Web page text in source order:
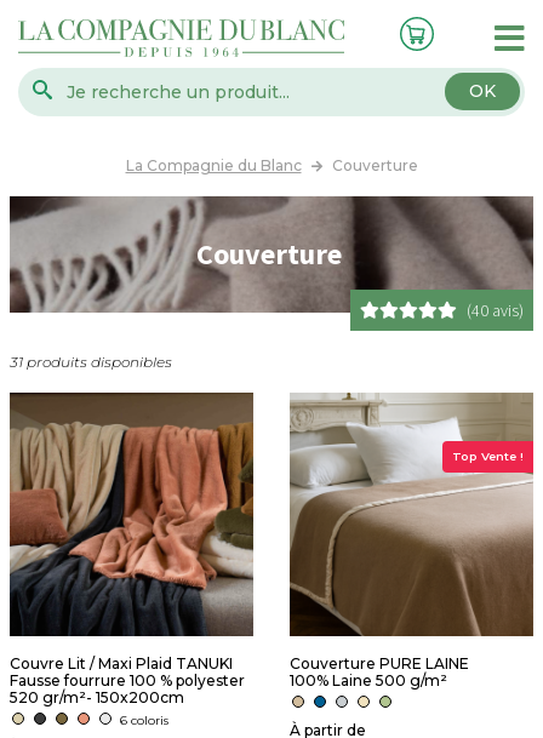
OK
La Compagnie du Blanc Couverture
Couverture
(40 avis)
31 produits disponibles
Couvre Lit / Maxi Plaid TANUKI
Fausse fourrure 100 % polyester
520 gr/m²- 150x200cm
6 coloris
Top Vente !
Couverture PURE LAINE
100% Laine 500 g/m²